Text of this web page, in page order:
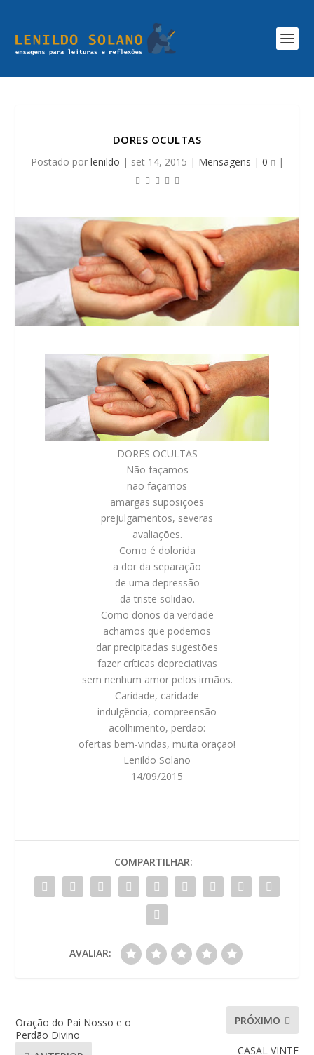
DORES OCULTAS
Postado por lenildo | set 14, 2015 | Mensagens | 0 |
DORES OCULTAS
Não façamos
não façamos
amargas suposições
prejulgamentos, severas
avaliações.
Como é dolorida
a dor da separação
de uma depressão
da triste solidão.
Como donos da verdade
achamos que podemos
dar precipitadas sugestões
fazer críticas depreciativas
sem nenhum amor pelos irmãos.
Caridade, caridade
indulgência, compreensão
acolhimento, perdão:
ofertas bem-vindas, muita oração!
Lenildo Solano
14/09/2015
COMPARTILHAR:
AVALIAR:
Oração do Pai Nosso e o
Perdão Divino
PRÓXIMO
CASAL VINTE